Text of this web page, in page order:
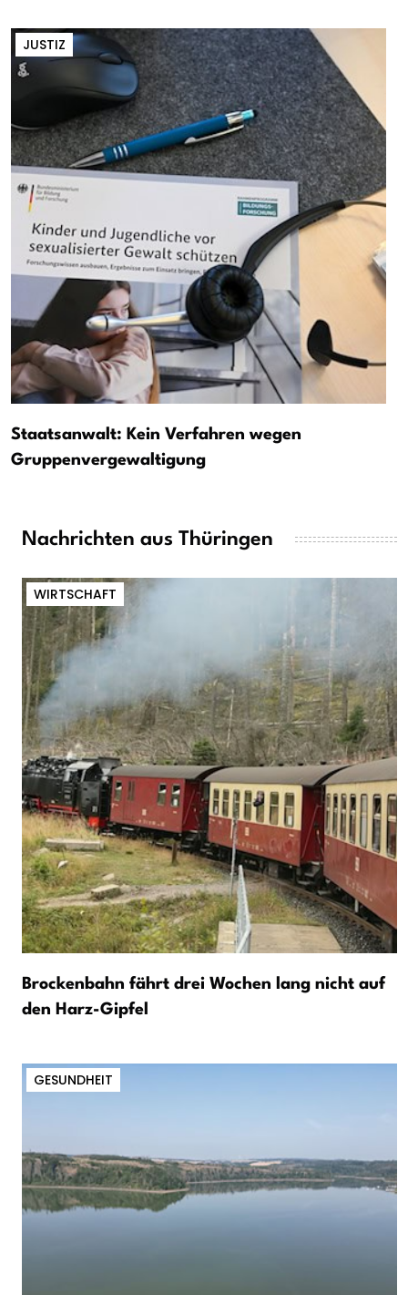
JUSTIZ
Staatsanwalt: Kein Verfahren wegen
Gruppenvergewaltigung
Nachrichten aus Thüringen
WIRTSCHAFT
Brockenbahn fährt drei Wochen lang nicht auf
den Harz-Gipfel
GESUNDHEIT